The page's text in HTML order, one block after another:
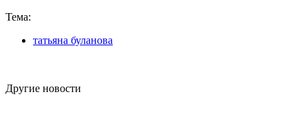
Тема:
татьяна буланова
Другие новости